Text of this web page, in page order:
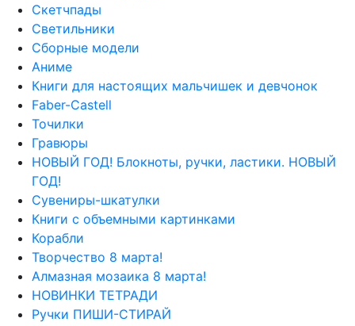
Скетчпады
Светильники
Сборные модели
Аниме
Книги для настоящих мальчишек и девчонок
Faber-Castell
Точилки
Гравюры
НОВЫЙ ГОД! Блокноты, ручки, ластики. НОВЫЙ
ГОД!
Сувениры-шкатулки
Книги с объемными картинками
Корабли
Творчество 8 марта!
Алмазная мозаика 8 марта!
НОВИНКИ ТЕТРАДИ
Ручки ПИШИ-СТИРАЙ